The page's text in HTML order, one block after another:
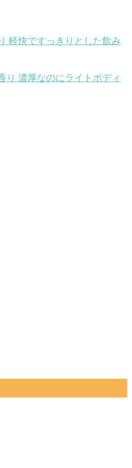
軽快ですっきりとした飲み
り 濃厚なのにライトボディ